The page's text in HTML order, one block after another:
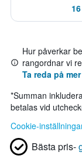
Hur påverkar
rangordnar vi
Ta reda på mer
*Summan
betalas vid
Cookie-
Bästa pris-